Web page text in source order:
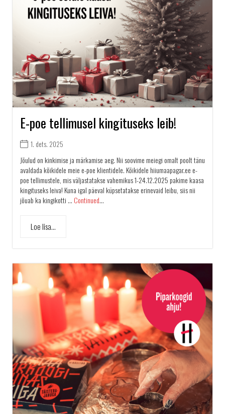
E-poe tellimusel kingituseks leib!
1. dets. 2025
Jõulud on kinkimise ja märkamise aeg. Nii soovime meiegi omalt poolt tänu
avaldada kõikidele meie e-poe klientidele. Kõikidele hiiumaapagar.ee e-
poe tellimustele, mis väljastatakse vahemikus 1-24.12.2025 pakime kaasa
kingituseks leiva! Kuna igal päeval küpsetatakse erinevaid leibu, siis nii
jõuab ka kingikotti … Continued...
Loe lisa...